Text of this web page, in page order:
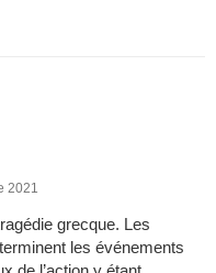
2021
grecque. Les
les événements